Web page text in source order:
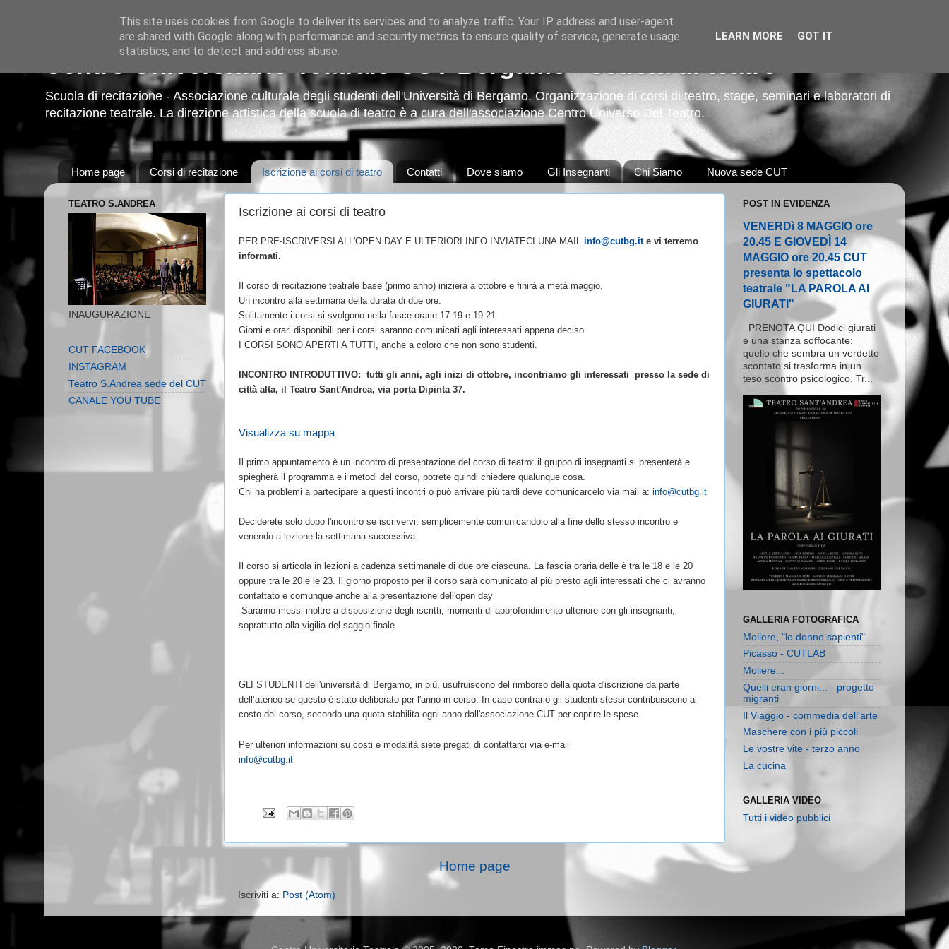
Centro Universitario Teatrale CUT Bergamo - scuola di teatro
Scuola di recitazione - Associazione culturale degli studenti dell'Università di Bergamo. Organizzazione di corsi di teatro, stage, seminari e laboratori di
recitazione teatrale. La direzione artistica della scuola di teatro è a cura dell'associazione Centro Universo Del Teatro.
Home page Corsi di recitazione Iscrizione ai corsi di teatro Contatti Dove siamo Gli Insegnanti Chi Siamo Nuova sede CUT
Iscrizione ai corsi di teatro
PER PRE-ISCRIVERSI ALL'OPEN DAY E ULTERIORI INFO INVIATECI UNA MAIL info@cutbg.ite vi terremo
informati.
Il corso di recitazione teatrale base (primo anno) inizierà a ottobre e finirà a metà maggio.
Un incontro alla settimana della durata di due ore.
Solitamente i corsi si svolgono nella fasce orarie 17-19 e 19-21
Giorni e orari disponibili per i corsi saranno comunicati agli interessati appena deciso
I CORSI SONO APERTI A TUTTI, anche a coloro che non sono studenti.
INCONTRO INTRODUTTIVO: tutti gli anni, agli inizi di ottobre, incontriamo gli interessati presso la sede di
città alta, il Teatro Sant'Andrea, via porta Dipinta 37.
Visualizza su mappa
Il primo appuntamento è un incontro di presentazione del corso di teatro: il gruppo di insegnanti si presenterà e
spiegherà il programma e i metodi del corso, potrete quindi chiedere qualunque cosa.
Chi ha problemi a partecipare a questi incontri o può arrivare più tardi deve comunicarcelo via mail a: info@cutbg.it
Deciderete solo dopo l'incontro se iscrivervi, semplicemente comunicandolo alla fine dello stesso incontro e
venendo a lezione la settimana successiva.
Il corso si articola in lezioni a cadenza settimanale di due ore ciascuna. La fascia oraria delle è tra le 18 e le 20
oppure tra le 20 e le 23. Il giorno proposto per il corso sarà comunicato al più presto agli interessati che ci avranno
contattato e comunque anche alla presentazione dell'open day
Saranno messi inoltre a disposizione degli iscritti, momenti di approfondimento ulteriore con gli insegnanti,
soprattutto alla vigilia del saggio finale.
GLI STUDENTI dell'università di Bergamo, in più, usufruiscono del rimborso della quota d'iscrizione da parte
dell’ateneo se questo è stato deliberato per l'anno in corso. In caso contrario gli studenti stessi contribuiscono al
costo del corso, secondo una quota stabilita ogni anno dall'associazione CUT per coprire le spese.
Per ulteriori informazioni su costi e modalità siete pregati di contattarci via e-mail
info@cutbg.it
Home page
Iscriviti a: Post (Atom)
TEATRO S.ANDREA
INAUGURAZIONE
CUT FACEBOOK
INSTAGRAM
Teatro S.Andrea sede del CUT
CANALE YOU TUBE
POST IN EVIDENZA
VENERDì 8 MAGGIO ore
20.45 E GIOVEDÌ 14
MAGGIO ore 20.45 CUT
presenta lo spettacolo
teatrale "LA PAROLA AI
GIURATI"
PRENOTA QUI Dodici giurati
e una stanza soffocante:
quello che sembra un verdetto
scontato si trasforma in un
teso scontro psicologico. Tr...
GALLERIA FOTOGRAFICA
Moliere, "le donne sapienti"
Picasso - CUTLAB
Moliere...
Quelli eran giorni... - progetto
migranti
Il Viaggio - commedia dell'arte
Maschere con i più piccoli
Le vostre vite - terzo anno
La cucina
GALLERIA VIDEO
Tutti i video pubblici
This site uses cookies from Google to deliver its services and to analyze traffic. Your IP address and user-agent
are shared with Google along with performance and security metrics to ensure quality of service, generate usage
statistics, and to detect and address abuse.
LEARN MORE GOT IT